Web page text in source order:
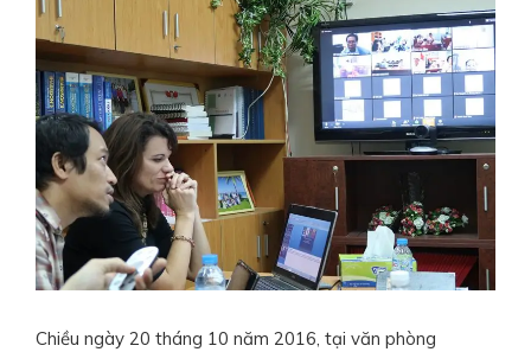
Chiều ngày 20 tháng 10 năm 2016, tại văn phòng